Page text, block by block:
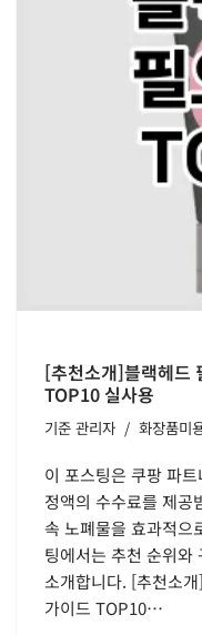
[추천소개]블랙헤드
TOP10 실사용
기준 관리자 화장품미
이 포스팅은 쿠팡 파
정액의 수수료를 제공
속 노폐물을 효과적으
팅에서는 추천 순위와
소개합니다. [추천소
가이드 TOP10…